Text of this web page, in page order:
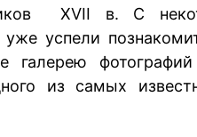
XVII в. С
успели
галерею
из самых